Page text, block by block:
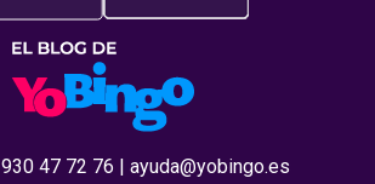
930 47 72 76 | ayuda@yobingo.es